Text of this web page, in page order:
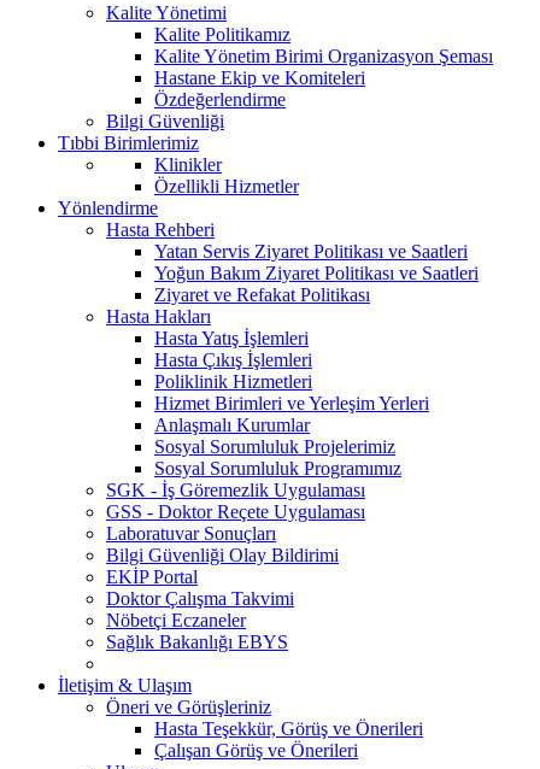
Kalite Yönetimi
Kalite Politikamız
Kalite Yönetim Birimi Organizasyon Şeması
Hastane Ekip ve Komiteleri
Özdeğerlendirme
Bilgi Güvenliği
Tıbbi Birimlerimiz
Klinikler
Özellikli Hizmetler
Yönlendirme
Hasta Rehberi
Yatan Servis Ziyaret Politikası ve Saatleri
Yoğun Bakım Ziyaret Politikası ve Saatleri
Ziyaret ve Refakat Politikası
Hasta Hakları
Hasta Yatış İşlemleri
Hasta Çıkış İşlemleri
Poliklinik Hizmetleri
Hizmet Birimleri ve Yerleşim Yerleri
Anlaşmalı Kurumlar
Sosyal Sorumluluk Projelerimiz
Sosyal Sorumluluk Programımız
SGK - İş Göremezlik Uygulaması
GSS - Doktor Reçete Uygulaması
Laboratuvar Sonuçları
Bilgi Güvenliği Olay Bildirimi
EKİP Portal
Doktor Çalışma Takvimi
Nöbetçi Eczaneler
Sağlık Bakanlığı EBYS
İletişim & Ulaşım
Öneri ve Görüşleriniz
Hasta Teşekkür, Görüş ve Önerileri
Çalışan Görüş ve Önerileri